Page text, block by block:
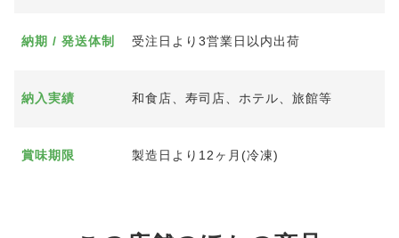
納期 / 発送体制 受注日より3営業日以内出荷
納入実績 和食店、寿司店、ホテル、旅館等
賞味期限 製造日より12ヶ月(冷凍)